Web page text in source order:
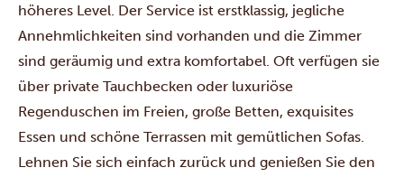
höheres Level. Der Service ist erstklassig, jegliche
Annehmlichkeiten sind vorhanden und die Zimmer
sind geräumig und extra komfortabel. Oft verfügen sie
über private Tauchbecken oder luxuriöse
Regenduschen im Freien, große Betten, exquisites
Essen und schöne Terrassen mit gemütlichen Sofas.
Lehnen Sie sich einfach zurück und genießen Sie den